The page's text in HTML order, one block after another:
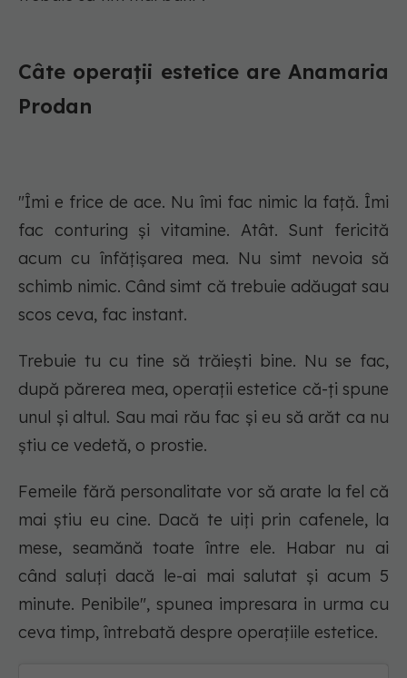
Câte operații estetice are Anamaria
Prodan
"Îmi e frice de ace. Nu îmi fac nimic la față. Îmi
fac conturing și vitamine. Atât. Sunt fericită
acum cu înfățișarea mea. Nu simt nevoia să
schimb nimic. Când simt că trebuie adăugat sau
scos ceva, fac instant.
Trebuie tu cu tine să trăiești bine. Nu se fac,
după părerea mea, operații estetice că-ți spune
unul și altul. Sau mai rău fac și eu să arăt ca nu
știu ce vedetă, o prostie.
Femeile fără personalitate vor să arate la fel că
mai știu eu cine. Dacă te uiți prin cafenele, la
mese, seamănă toate între ele. Habar nu ai
când saluți dacă le-ai mai salutat și acum 5
minute. Penibile", spunea impresara in urma cu
ceva timp, întrebată despre operațiile estetice.